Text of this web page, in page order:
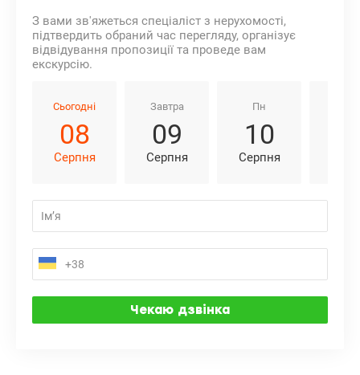
З вами зв'яжеться спеціаліст з нерухомості,
підтвердить обраний час перегляду, організує
відвідування пропозиції та проведе вам
екскурсію.
Сьогодні
08
Серпня
Завтра
09
Серпня
Пн
10
Серпня